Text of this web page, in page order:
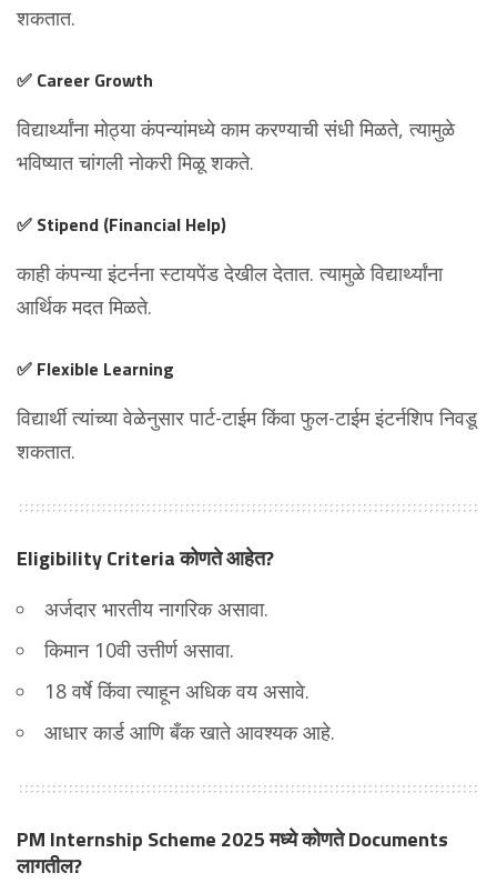
शकतात.
✅ Career Growth
विद्यार्थ्यांना मोठ्या कंपन्यांमध्ये काम करण्याची संधी मिळते, त्यामुळे
भविष्यात चांगली नोकरी मिळू शकते.
✅ Stipend (Financial Help)
काही कंपन्या इंटर्नना स्टायपेंड देखील देतात. त्यामुळे विद्यार्थ्यांना
आर्थिक मदत मिळते.
✅ Flexible Learning
विद्यार्थी त्यांच्या वेळेनुसार पार्ट-टाईम किंवा फुल-टाईम इंटर्नशिप निवडू
शकतात.
Eligibility Criteria कोणते आहेत?
अर्जदार भारतीय नागरिक असावा.
किमान 10वी उत्तीर्ण असावा.
18 वर्षे किंवा त्याहून अधिक वय असावे.
आधार कार्ड आणि बँक खाते आवश्यक आहे.
PM Internship Scheme 2025 मध्ये कोणते Documents
लागतील?